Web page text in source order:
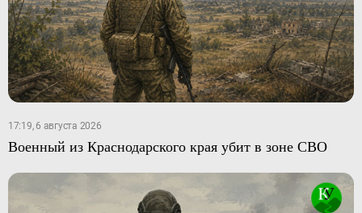
17:19, 6 августа 2026
Военный из Краснодарского края убит в зоне СВО